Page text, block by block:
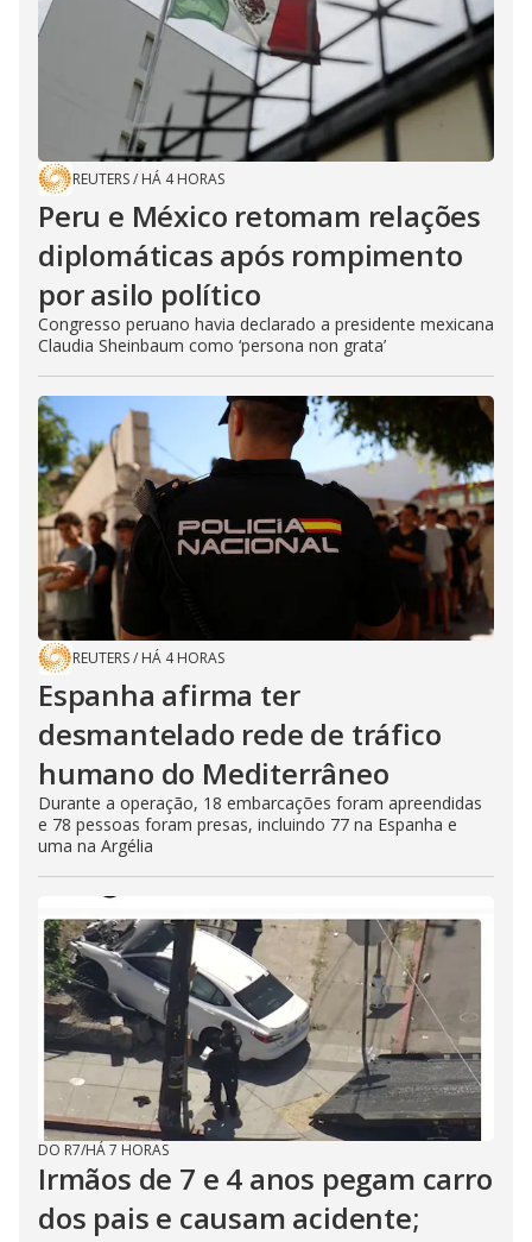
REUTERS/ HÁ 4 HORAS
Peru e México retomam relações
diplomáticas após rompimento
por asilo político
Congresso peruano havia declarado a presidente mexicana
Claudia Sheinbaum como ‘persona non grata’
REUTERS/ HÁ 4 HORAS
Espanha afirma ter
desmantelado rede de tráfico
humano do Mediterrâneo
Durante a operação, 18 embarcações foram apreendidas
e 78 pessoas foram presas, incluindo 77 na Espanha e
uma na Argélia
DO R7/HÁ 7 HORAS
Irmãos de 7 e 4 anos pegam carro
dos pais e causam acidente;